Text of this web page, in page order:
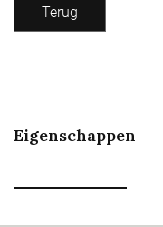
Terug
Eigenschappen